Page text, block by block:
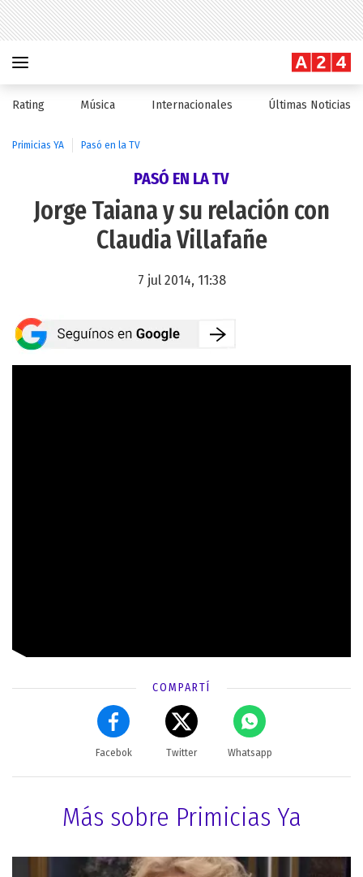
Rating Música Internacionales Últimas Noticias
Primicias YA Pasó en la TV
PASÓ EN LA TV
Jorge Taiana y su relación con
Claudia Villafañe
7 jul 2014, 11:38
COMPARTÍ
Facebok Twitter Whatsapp
Más sobre Primicias Ya